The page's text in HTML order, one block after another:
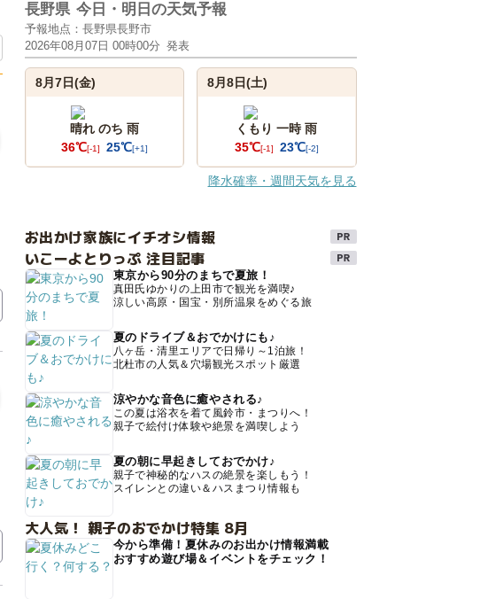
長野県 今日・明日の天気予報
予報地点：長野県長野市
2026年08月07日 00時00分 発表
8月7日(金)
晴れ のち 雨
36℃[-1] 25℃[+1]
8月8日(土)
くもり 一時 雨
35℃[-1] 23℃[-2]
降水確率・週間天気を見る
お出かけ家族にイチオシ情報
いこーよとりっぷ 注目記事
東京から90分のまちで夏旅！
真田氏ゆかりの上田市で観光を満喫♪
涼しい高原・国宝・別所温泉をめぐる旅
夏のドライブ＆おでかけにも♪
八ヶ岳・清里エリアで日帰り～1泊旅！
北杜市の人気＆穴場観光スポット厳選
涼やかな音色に癒やされる♪
この夏は浴衣を着て風鈴市・まつりへ！
親子で絵付け体験や絶景を満喫しよう
夏の朝に早起きしておでかけ♪
親子で神秘的なハスの絶景を楽しもう！
スイレンとの違い＆ハスまつり情報も
大人気！ 親子のおでかけ特集 8月
今から準備！夏休みのお出かけ情報満載
おすすめ遊び場＆イベントをチェック！